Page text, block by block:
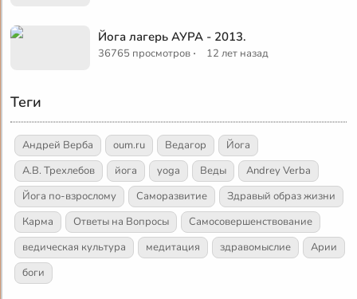
Йога лагерь АУРА - 2013.
36765 просмотров · 12 лет назад
Теги
Андрей Верба oum.ru Ведагор
Йога
А.В. Трехлебов
йога yoga Веды
Andrey Verba
Йога по-взрослому
Саморазвитие
Здравый образ жизни
Карма
Ответы на Вопросы
Самосовершенствование
ведическая культура
медитация здравомыслие
Арии
боги